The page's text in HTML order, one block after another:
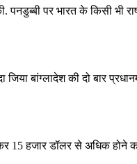
पनडुब्बी पर भारत के किसी भी
बांग्‍लादेश की दो बार
15 हजार डॉलर से अधिक होने